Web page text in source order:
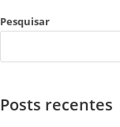
Pesquisar
Posts recentes